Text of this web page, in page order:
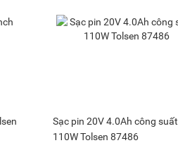
Sạc pin 20V 4.0Ah công suất
110W Tolsen 87486